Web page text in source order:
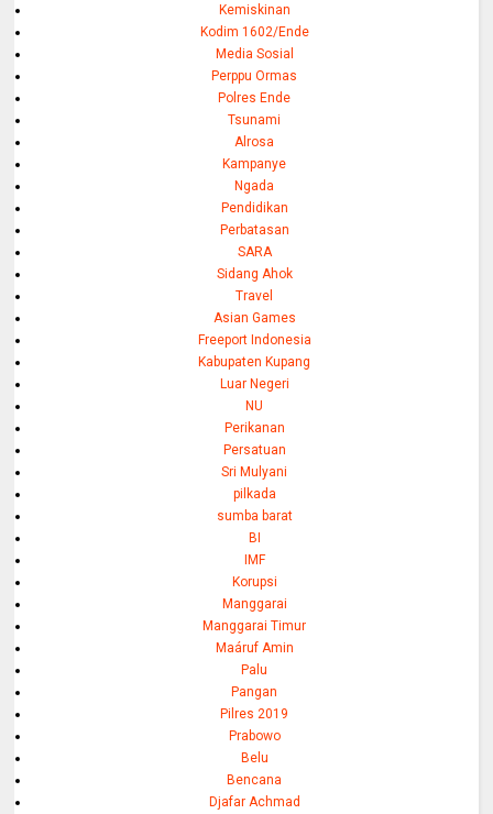
Kemiskinan
Kodim 1602/Ende
Media Sosial
Perppu Ormas
Polres Ende
Tsunami
Alrosa
Kampanye
Ngada
Pendidikan
Perbatasan
SARA
Sidang Ahok
Travel
Asian Games
Freeport Indonesia
Kabupaten Kupang
Luar Negeri
NU
Perikanan
Persatuan
Sri Mulyani
pilkada
sumba barat
BI
IMF
Korupsi
Manggarai
Manggarai Timur
Maáruf Amin
Palu
Pangan
Pilres 2019
Prabowo
Belu
Bencana
Djafar Achmad